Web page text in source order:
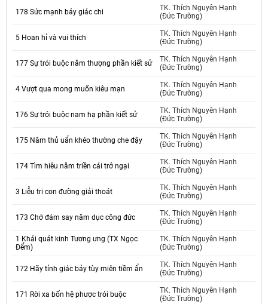
178 Sức mạnh bảy giác chi
TK. Thích Nguyên Hạnh
(Đức Trường)
5 Hoan hỉ và vui thích
TK. Thích Nguyên Hạnh
(Đức Trường)
177 Sự trói buộc năm thượng phần kiết sử
TK. Thích Nguyên Hạnh
(Đức Trường)
4 Vượt qua mong muốn kiêu mạn
TK. Thích Nguyên Hạnh
(Đức Trường)
176 Sự trói buộc nam hạ phần kiết sử
TK. Thích Nguyên Hạnh
(Đức Trường)
175 Năm thủ uẩn khéo thường che đậy
TK. Thích Nguyên Hạnh
(Đức Trường)
174 Tìm hiêu năm triền cái trở ngại
TK. Thích Nguyên Hạnh
(Đức Trường)
3 Liễu tri con đường giải thoát
TK. Thích Nguyên Hạnh
(Đức Trường)
173 Chớ đám say năm dục công đức
TK. Thích Nguyên Hạnh
(Đức Trường)
1 Khái quát kinh Tương ưng (TX Ngọc
Đểm)
TK. Thích Nguyên Hạnh
(Đức Trường)
172 Hãy tỉnh giác bảy tùy miên tiềm ẩn
TK. Thích Nguyên Hạnh
(Đức Trường)
171 Rời xa bốn hệ phược trói buộc
TK. Thích Nguyên Hạnh
(Đức Trường)